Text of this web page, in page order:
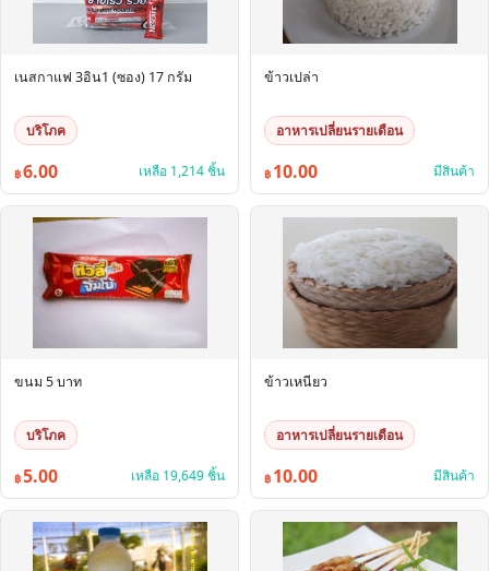
เนสกาแฟ 3อิน1 (ซอง) 17 กรัม
บริโภค
฿6.00 เหลือ 1,214 ชิ้น
ข้าวเปล่า
อาหารเปลี่ยนรายเดือน
฿ 10.00 มีสินค้า
ขนม 5 บาท
บริโภค
฿5.00 เหลือ 19,649 ชิ้น
ข้าวเหนียว
อาหารเปลี่ยนรายเดือน
฿ 10.00 มีสินค้า